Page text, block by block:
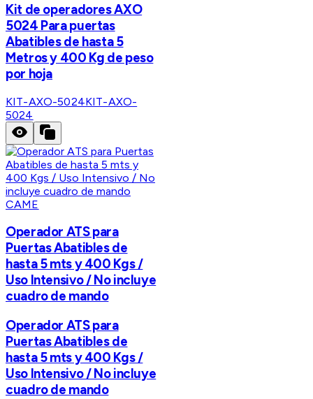
Kit de operadores AXO
5024 Para puertas
Abatibles de hasta 5
Metros y 400 Kg de peso
por hoja
KIT-AXO-5024KIT-AXO-
5024
CAME
Operador ATS para
Puertas Abatibles de
hasta 5 mts y 400 Kgs /
Uso Intensivo / No incluye
cuadro de mando
Operador ATS para
Puertas Abatibles de
hasta 5 mts y 400 Kgs /
Uso Intensivo / No incluye
cuadro de mando